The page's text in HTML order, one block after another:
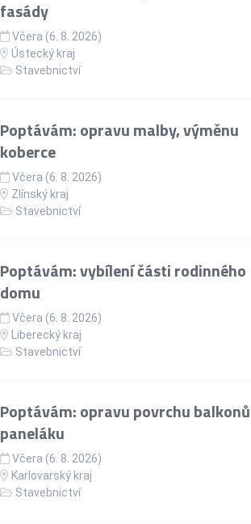
fasády
Včera (6. 8. 2026)
Ústecký kraj
Stavebnictví
Poptávám: opravu malby, výměnu
koberce
Včera (6. 8. 2026)
Zlínský kraj
Stavebnictví
Poptávám: vybílení části rodinného
domu
Včera (6. 8. 2026)
Liberecký kraj
Stavebnictví
Poptávám: opravu povrchu
paneláku
Včera (6. 8. 2026)
Karlovarský kraj
Stavebnictví